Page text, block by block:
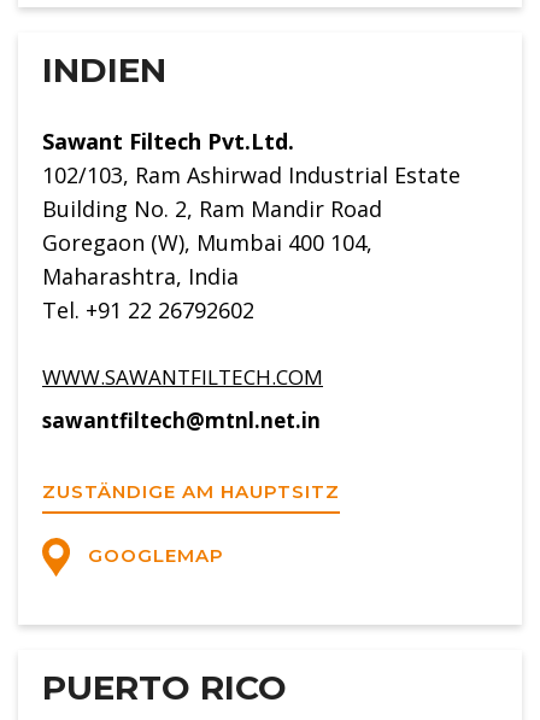
INDIEN
Sawant Filtech Pvt.Ltd.
102/103, Ram Ashirwad Industrial Estate
Building No. 2, Ram Mandir Road
Goregaon (W), Mumbai 400 104,
Maharashtra, India
Tel. +91 22 26792602
WWW.SAWANTFILTECH.COM
sawantfiltech@mtnl.net.in
ZUSTÄNDIGE AM HAUPTSITZ
GOOGLEMAP
PUERTO RICO